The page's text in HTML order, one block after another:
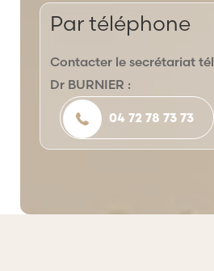
Par téléphone
Contacter le secrétariat
Dr BURNIER :
04 72 78 73 73